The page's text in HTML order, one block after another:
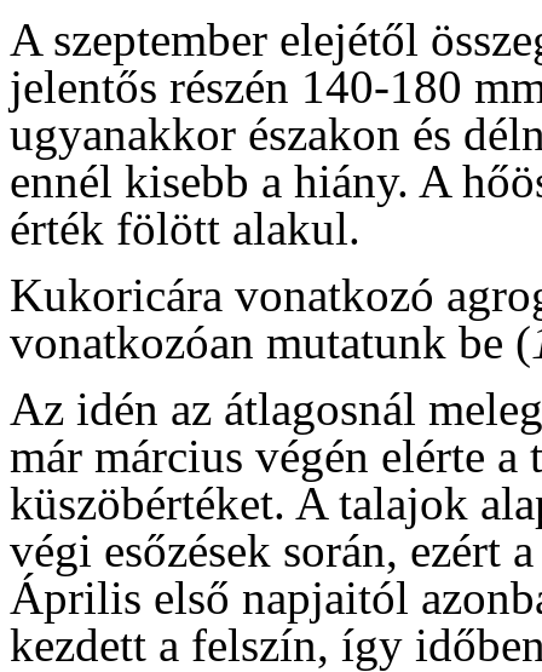
A szeptember elejétől
jelentős részén 140-180
ugyanakkor északon és
ennél kisebb a hiány. A
érték fölött alakul.
Kukoricára vonatkozó
vonatkozóan mutatunk be (
Az idén az átlagosnál
már március végén elérte
küszöbértéket. A talajok
végi esőzések során, ezért
Április első napjaitól
kezdett a felszín, így